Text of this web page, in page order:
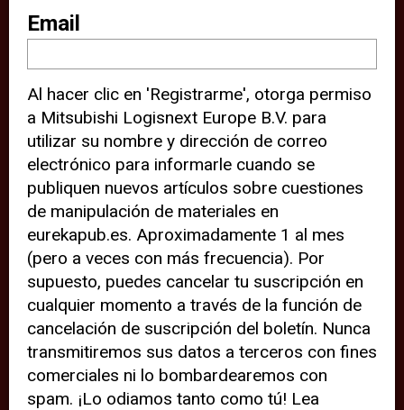
sitio web (por ejemplo, ofreciéndole
información de ubicación). Estas
terceras partes también definen
cookies en su dispositivo y pueden
rastrear su comportamiento en
internet. Al hacer clic en “Aceptar”,
significa que está de acuerdo con el
uso de cookies analíticas y de
terceros para tener una experiencia
óptima en nuestro sitio web. Si
elige “Declinar” el uso de cookies
analíticas y de terceros, evitará que
terceras partes rastreen su
comportamiento en nuestro sitio
Email
Al hacer clic en 'Registrarme', otorga permiso
a Mitsubishi Logisnext Europe B.V. para
utilizar su nombre y dirección de correo
electrónico para informarle cuando se
publiquen nuevos artículos sobre cuestiones
de manipulación de materiales en
eurekapub.es. Aproximadamente 1 al mes
(pero a veces con más frecuencia). Por
supuesto, puedes cancelar tu suscripción en
cualquier momento a través de la función de
cancelación de suscripción del boletín. Nunca
transmitiremos sus datos a terceros con fines
comerciales ni lo bombardearemos con
spam. ¡Lo odiamos tanto como tú! Lea